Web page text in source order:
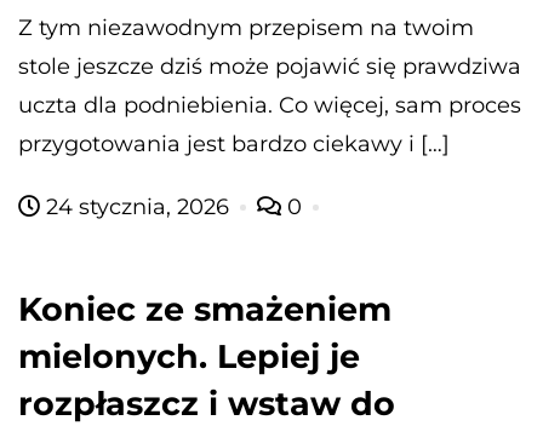
Z tym niezawodnym przepisem na twoim
stole jeszcze dziś może pojawić się prawdziwa
uczta dla podniebienia. Co więcej, sam proces
przygotowania jest bardzo ciekawy i […]
24 stycznia, 2026 0
Koniec ze smażeniem
mielonych. Lepiej je
rozpłaszcz i wstaw do